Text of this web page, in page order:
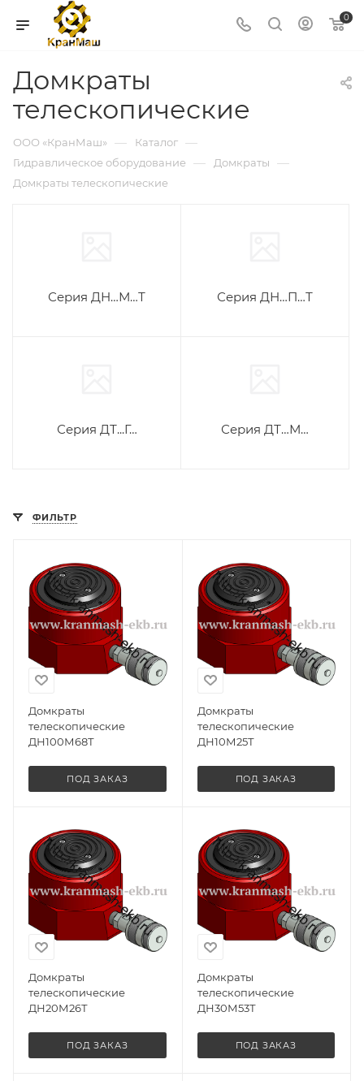
0
Домкраты
телескопические
ООО «КранМаш» — Каталог —
Гидравлическое оборудование — Домкраты —
Домкраты телескопические
Серия ДН…М…Т Серия ДН…П…Т
Серия ДТ...Г… Серия ДТ…М…
ФИЛЬТР
Домкраты
телескопические
ДН100М68Т
ПОД ЗАКАЗ
Домкраты
телескопические
ДН10М25Т
ПОД ЗАКАЗ
Домкраты
телескопические
ДН20М26Т
ПОД ЗАКАЗ
Домкраты
телескопические
ДН30М53Т
ПОД ЗАКАЗ